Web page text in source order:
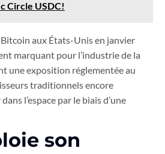
Circle USDC!
Bitcoin aux États-Unis en janvier
marquant pour l’industrie de la
une exposition réglementée au
traditionnels encore
l’espace par le biais d’une
son